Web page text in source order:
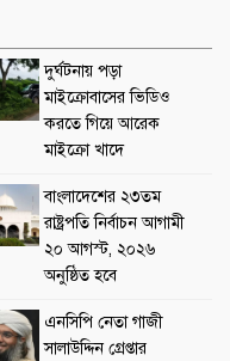
দুর্ঘটনায় পড়া
মাইক্রোবাসের ভিডিও
করতে গিয়ে আরেক
মাইক্রো খাদে
বাংলাদেশের ২৩তম
রাষ্ট্রপতি নির্বাচন আগামী
২০ আগস্ট, ২০২৬
অনুষ্ঠিত হবে
এনসিপি নেতা গাজী
সালাউদ্দিন গ্রেপ্তার